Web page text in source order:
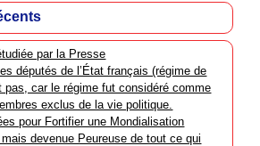
par la Presse
députés de l’État français (régime de
pas, car le régime fut considéré comme
exclus de la vie politique.
pour Fortifier une Mondialisation
devenue Peureuse de tout ce qui